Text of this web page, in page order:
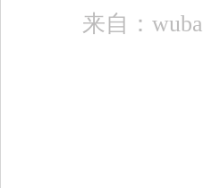
来自：